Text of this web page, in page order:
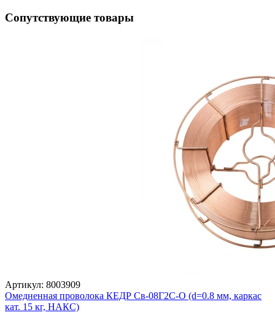
Сопутствующие товары
Артикул: 8003909
Омедненная проволока КЕДР Св-08Г2С-О (d=0.8 мм, каркас
кат. 15 кг, НАКС)